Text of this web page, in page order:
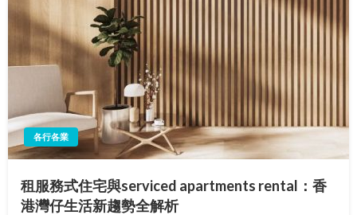
各行各業
租服務式住宅與serviced apartments rental：香
港灣仔生活新趨勢全解析